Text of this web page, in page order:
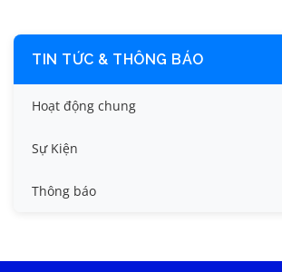
TIN TỨC & THÔNG BÁO
Hoạt động chung
Tin công tác sinh viên
Tin đào tạo
Tin tức chung
Sự Kiện
Thông báo